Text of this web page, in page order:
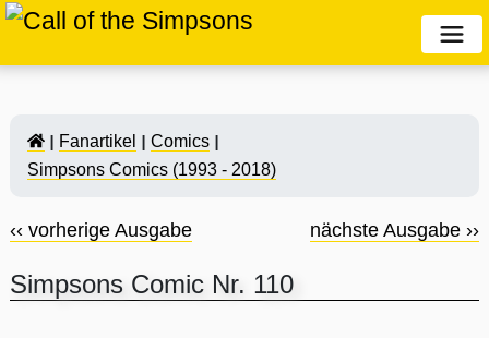
Fanartikel
Comics
Simpsons Comics (1993 - 2018)
‹‹ vorherige Ausgabe nächste Ausgabe ››
Simpsons Comic Nr. 110